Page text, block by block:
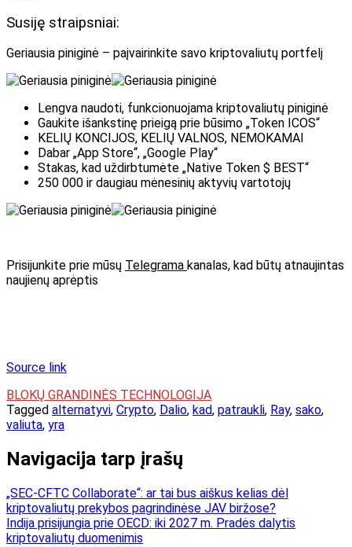
Susiję straipsniai:
Geriausia piniginė – paįvairinkite savo kriptovaliutų portfelį
Lengva naudoti, funkcionuojama kriptovaliutų piniginė
Gaukite išankstinę prieigą prie būsimo „Token ICOS“
KELIŲ KONCIJOS, KELIŲ VALNOS, NEMOKAMAI
Dabar „App Store“, „Google Play“
Stakas, kad uždirbtumėte „Native Token $ BEST“
250 000 ir daugiau mėnesinių aktyvių vartotojų
Prisijunkite prie mūsų Telegrama kanalas, kad būtų atnaujintas
naujienų aprėptis
Source link
BLOKŲ GRANDINĖS TECHNOLOGIJA
Tagged alternatyvi, Crypto, Dalio, kad, patraukli, Ray, sako,
valiuta, yra
Navigacija tarp įrašų
„SEC-CFTC Collaborate“: ar tai bus aiškus kelias dėl
kriptovaliutų prekybos pagrindinėse JAV biržose?
Indija prisijungia prie OECD: iki 2027 m. Pradės dalytis
kriptovaliutų duomenimis